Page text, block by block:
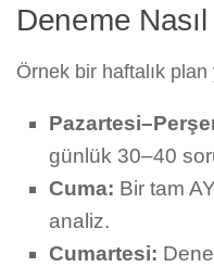
Deneme
Örnek bir haftalık
günlük 30–40
Cuma: Bir tam
analiz.
Cumartesi: